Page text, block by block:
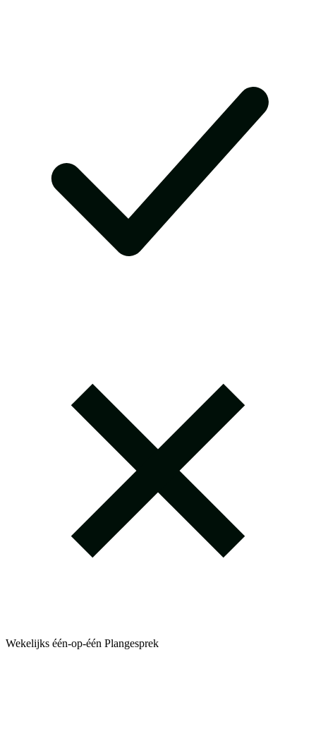
Wekelijks één-op-één Plangesprek